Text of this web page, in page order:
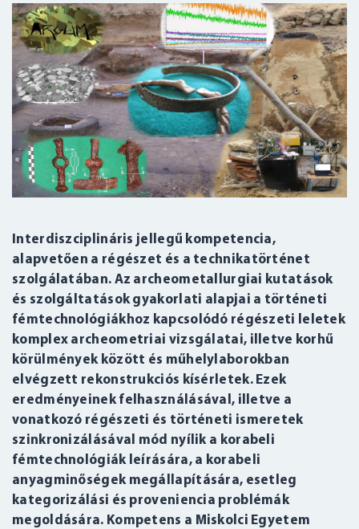
Interdiszciplináris jellegű kompetencia,
alapvetően a régészet és a technikatörténet
szolgálatában. Az archeometallurgiai kutatások
és szolgáltatások gyakorlati alapjai a történeti
fémtechnológiákhoz kapcsolódó régészeti leletek
komplex archeometriai vizsgálatai, illetve korhű
körülmények között és műhelylaborokban
elvégzett rekonstrukciós kísérletek. Ezek
eredményeinek felhasználásával, illetve a
vonatkozó régészeti és történeti ismeretek
szinkronizálásával mód nyílik a korabeli
fémtechnológiák leírására, a korabeli
anyagminőségek megállapítására, esetleg
kategorizálási és proveniencia problémák
megoldására. Kompetens a Miskolci Egyetem